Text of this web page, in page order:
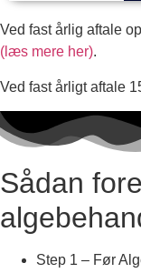
Ved fast årlig aftale
(læs mere her).
Ved fast årligt aftale
Sådan
Step 1 – Før